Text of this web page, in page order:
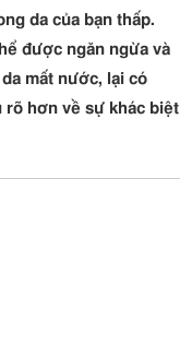
da của bạn thấp.
được ngăn ngừa và
mất nước, lại có
rõ hơn về sự khác biệt